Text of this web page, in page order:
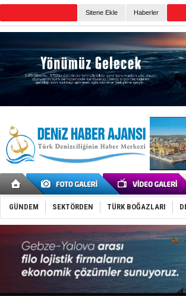
Sitene Ekle Haberler
GÜNDEM SEKTÖRDEN TÜRK BOĞAZLARI